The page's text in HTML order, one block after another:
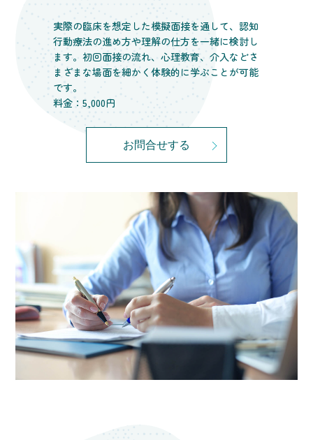
実際の臨床を想定した模擬面接を通して、認知
行動療法の進め方や理解の仕方を一緒に検討し
ます。初回面接の流れ、心理教育、介入などさ
まざまな場面を細かく体験的に学ぶことが可能
です。
料金：5,000円
お問合せする